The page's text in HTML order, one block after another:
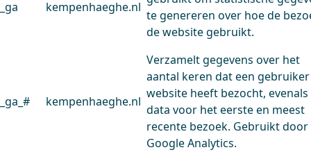
_ga kempenhaeghe.nl
te genereren over hoe de
de website gebruikt.
_ga_# kempenhaeghe.nl
Verzamelt gegevens over het
aantal keren dat een
website heeft bezocht, evenals
data voor het eerste en meest
recente bezoek. Gebruikt door
Google Analytics.